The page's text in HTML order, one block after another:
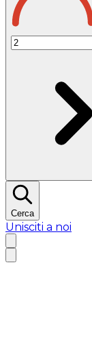
Cerca
Unisciti a noi